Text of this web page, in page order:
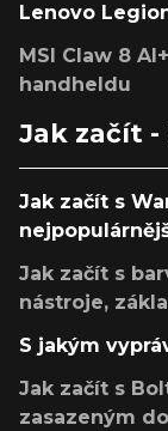
Lenovo
MSI Claw 8
handheldu
Jak začít -
Jak začít s
Jak začít s
nástroje,
S jakým
Jak začít s
zasazeným